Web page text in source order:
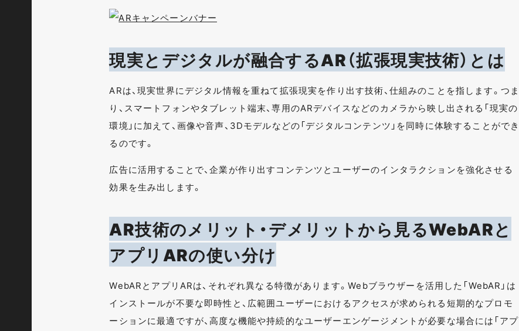
現実とデジタルが融合するAR（拡張現実技術）とは
ARは、現実世界にデジタル情報を重ねて拡張現実を作り出す技術、仕組みのことを指します。つま
り、スマートフォンやタブレット端末、専用のARデバイスなどのカメラから映し出される「現実の
環境」に加えて、画像や音声、3Dモデルなどの「デジタルコンテンツ」を同時に体験することができ
るのです。
広告に活用することで、企業が作り出すコンテンツとユーザーのインタラクションを強化させる
効果を生み出します。
AR技術のメリット・デメリットから見るWebARと
アプリARの使い分け
WebARとアプリARは、それぞれ異なる特徴があります。Webブラウザーを活用した「WebAR」は
インストールが不要な即時性と、広範囲ユーザーにおけるアクセスが求められる短期的なプロモ
ーションに最適ですが、高度な機能や持続的なユーザーエンゲージメントが必要な場合には「アプ